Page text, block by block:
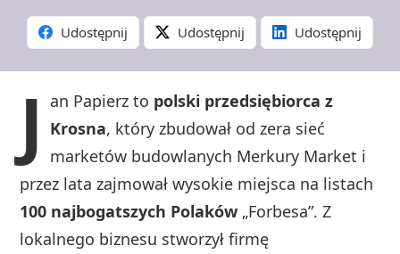
Udostępnij Udostępnij Udostępnij
J an Papierz to polski przedsiębiorca z
Krosna, który zbudował od zera sieć
marketów budowlanych Merkury Market i
przez lata zajmował wysokie miejsca na listach
100 najbogatszych Polaków „Forbesa”. Z
lokalnego biznesu stworzył firmę